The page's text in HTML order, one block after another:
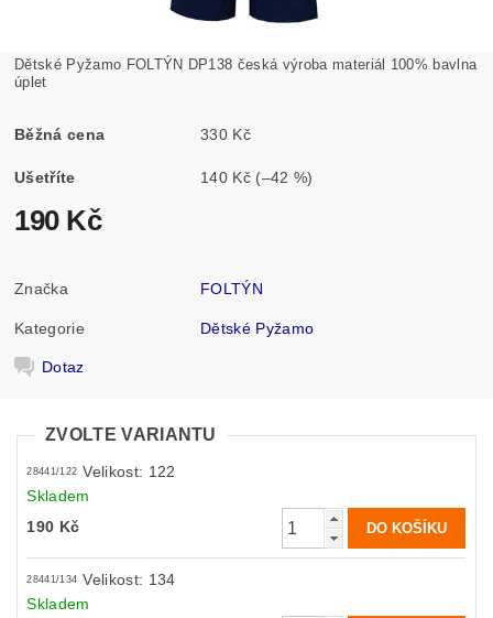
Dětské Pyžamo FOLTÝN DP138 česká výroba materiál 100% bavlna
úplet
Běžná cena 330 Kč
Ušetříte 140 Kč (–42 %)
190 Kč
Značka FOLTÝN
Kategorie Dětské Pyžamo
Dotaz
ZVOLTE VARIANTU
28441/122 Velikost: 122
Skladem
190 Kč
28441/134 Velikost: 134
Skladem